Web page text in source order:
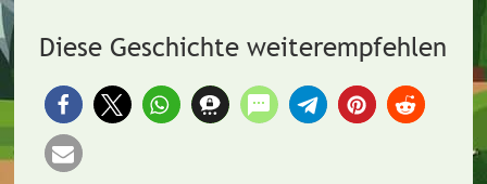
Diese Geschichte weiterempfehlen